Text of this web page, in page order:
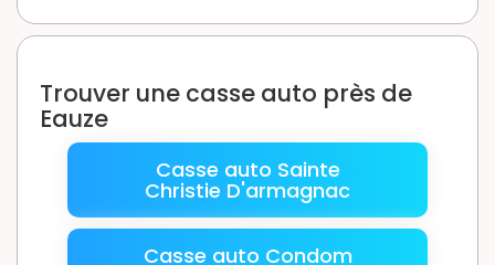
Trouver une casse auto près de
Eauze
Casse auto Sainte
Christie D'armagnac
Casse auto Condom